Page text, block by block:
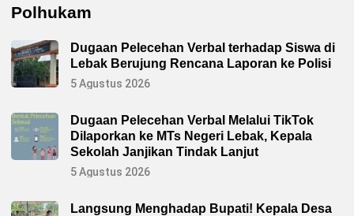
Polhukam
Dugaan Pelecehan Verbal terhadap Siswa di
Lebak Berujung Rencana Laporan ke Polisi
5 Agustus 2026
Dugaan Pelecehan Verbal Melalui TikTok
Dilaporkan ke MTs Negeri Lebak, Kepala
Sekolah Janjikan Tindak Lanjut
5 Agustus 2026
Langsung Menghadap Bupati! Kepala Desa